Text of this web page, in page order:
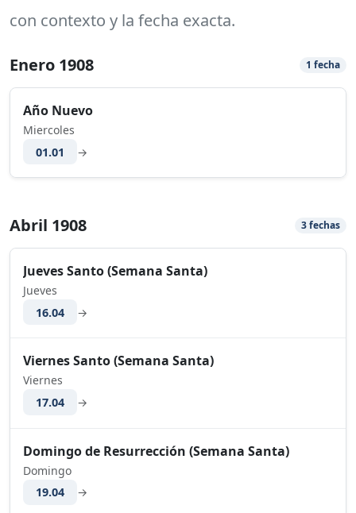
con contexto y la fecha exacta.
Enero 1908 1 fecha
Año Nuevo
Miercoles
01.01
→
Abril 1908 3 fechas
Jueves Santo (Semana Santa)
Jueves
16.04
→
Viernes Santo (Semana Santa)
Viernes
17.04
→
Domingo de Resurrección (Semana Santa)
Domingo
19.04
→